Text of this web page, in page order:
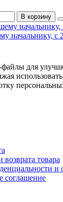
В корзину
начальнику, с
для
товара
и
соглашение